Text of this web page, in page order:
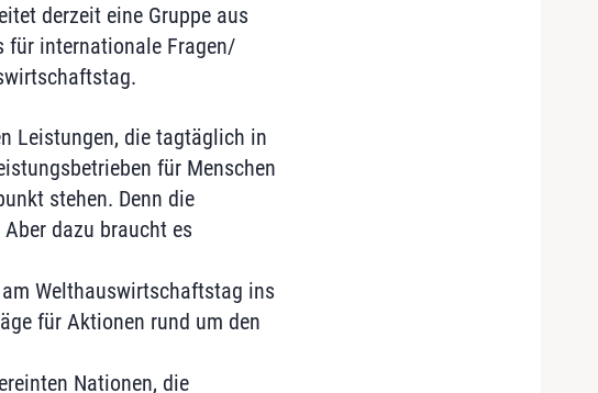
derzeit eine Gruppe aus
für internationale Fragen/
Leistungen, die tagtäglich in
für Menschen
stehen. Denn die
dazu braucht es
Welthauswirtschaftstag ins
für Aktionen rund um den
Nationen, die